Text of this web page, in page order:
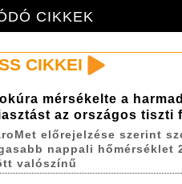
CIKKEK
CIKKEI
mérsékelte a
az országos tiszti
előrejelzése szerint
nappali hőmérséklet
valószínű